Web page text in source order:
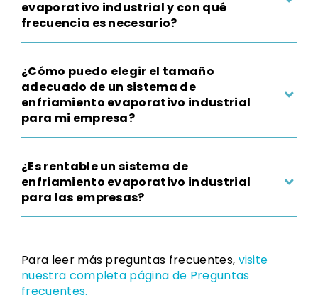
evaporativo industrial y con qué
frecuencia es necesario?
¿Cómo puedo elegir el tamaño
adecuado de un sistema de
enfriamiento evaporativo industrial
para mi empresa?
¿Es rentable un sistema de
enfriamiento evaporativo industrial
para las empresas?
Para leer más preguntas frecuentes, visite
nuestra completa página de Preguntas
frecuentes.